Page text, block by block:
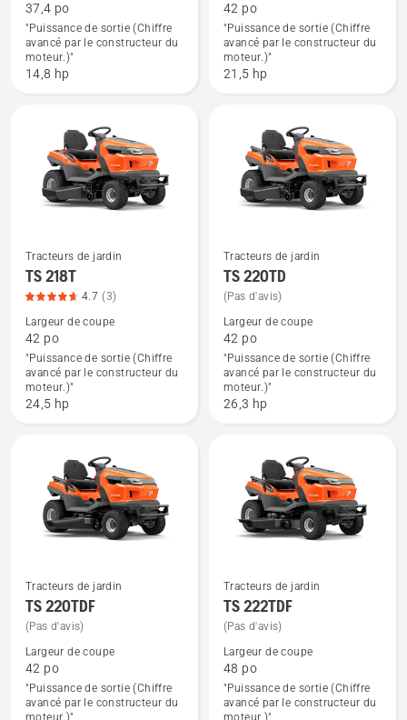
détails
sur
TS 114,
note
37,4 po
"Puissance de sortie (Chiffre
avancé par le constructeur du
moteur.)"
14,8 hp
détails
sur
TS 216Tm,
note
42 po
"Puissance de sortie (Chiffre
avancé par le constructeur du
moteur.)"
21,5 hp
Voir
plus
de
détails
sur
TS 218T,
note
Tracteurs de jardin
TS 218T
4.7 (3)
Largeur de coupe
42 po
"Puissance de sortie (Chiffre
avancé par le constructeur du
moteur.)"
24,5 hp
Voir
plus
de
détails
sur
TS 220TD
Tracteurs de jardin
TS 220TD
(Pas d'avis)
Largeur de coupe
42 po
"Puissance de sortie (Chiffre
avancé par le constructeur du
moteur.)"
26,3 hp
Voir
plus
de
détails
sur
TS 220TDF
Tracteurs de jardin
TS 220TDF
(Pas d'avis)
Largeur de coupe
42 po
"Puissance de sortie (Chiffre
avancé par le constructeur du
Voir
plus
de
détails
sur
TS 222TDF
Tracteurs de jardin
TS 222TDF
(Pas d'avis)
Largeur de coupe
48 po
"Puissance de sortie (Chiffre
avancé par le constructeur du